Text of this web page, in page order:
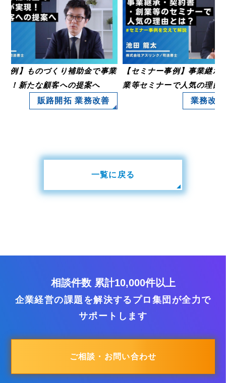
】ものづくり補助金で事業
新たな顧客への提案へ
販路開拓 業務改善
【セミナー事例】事業継承・
業等セミナーで人気の理由と
業務改善
一覧に戻る
相談件数 累計10,000件以上
企業経営の課題を解決するプロ集団が全力で
サポートします
ご相談・お問い合わせ